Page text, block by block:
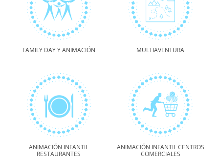
FAMILY DAY Y ANIMACIÓN MULTIAVENTURA
ANIMACIÓN INFANTIL
RESTAURANTES
ANIMACIÓN INFANTIL CENTROS
COMERCIALES